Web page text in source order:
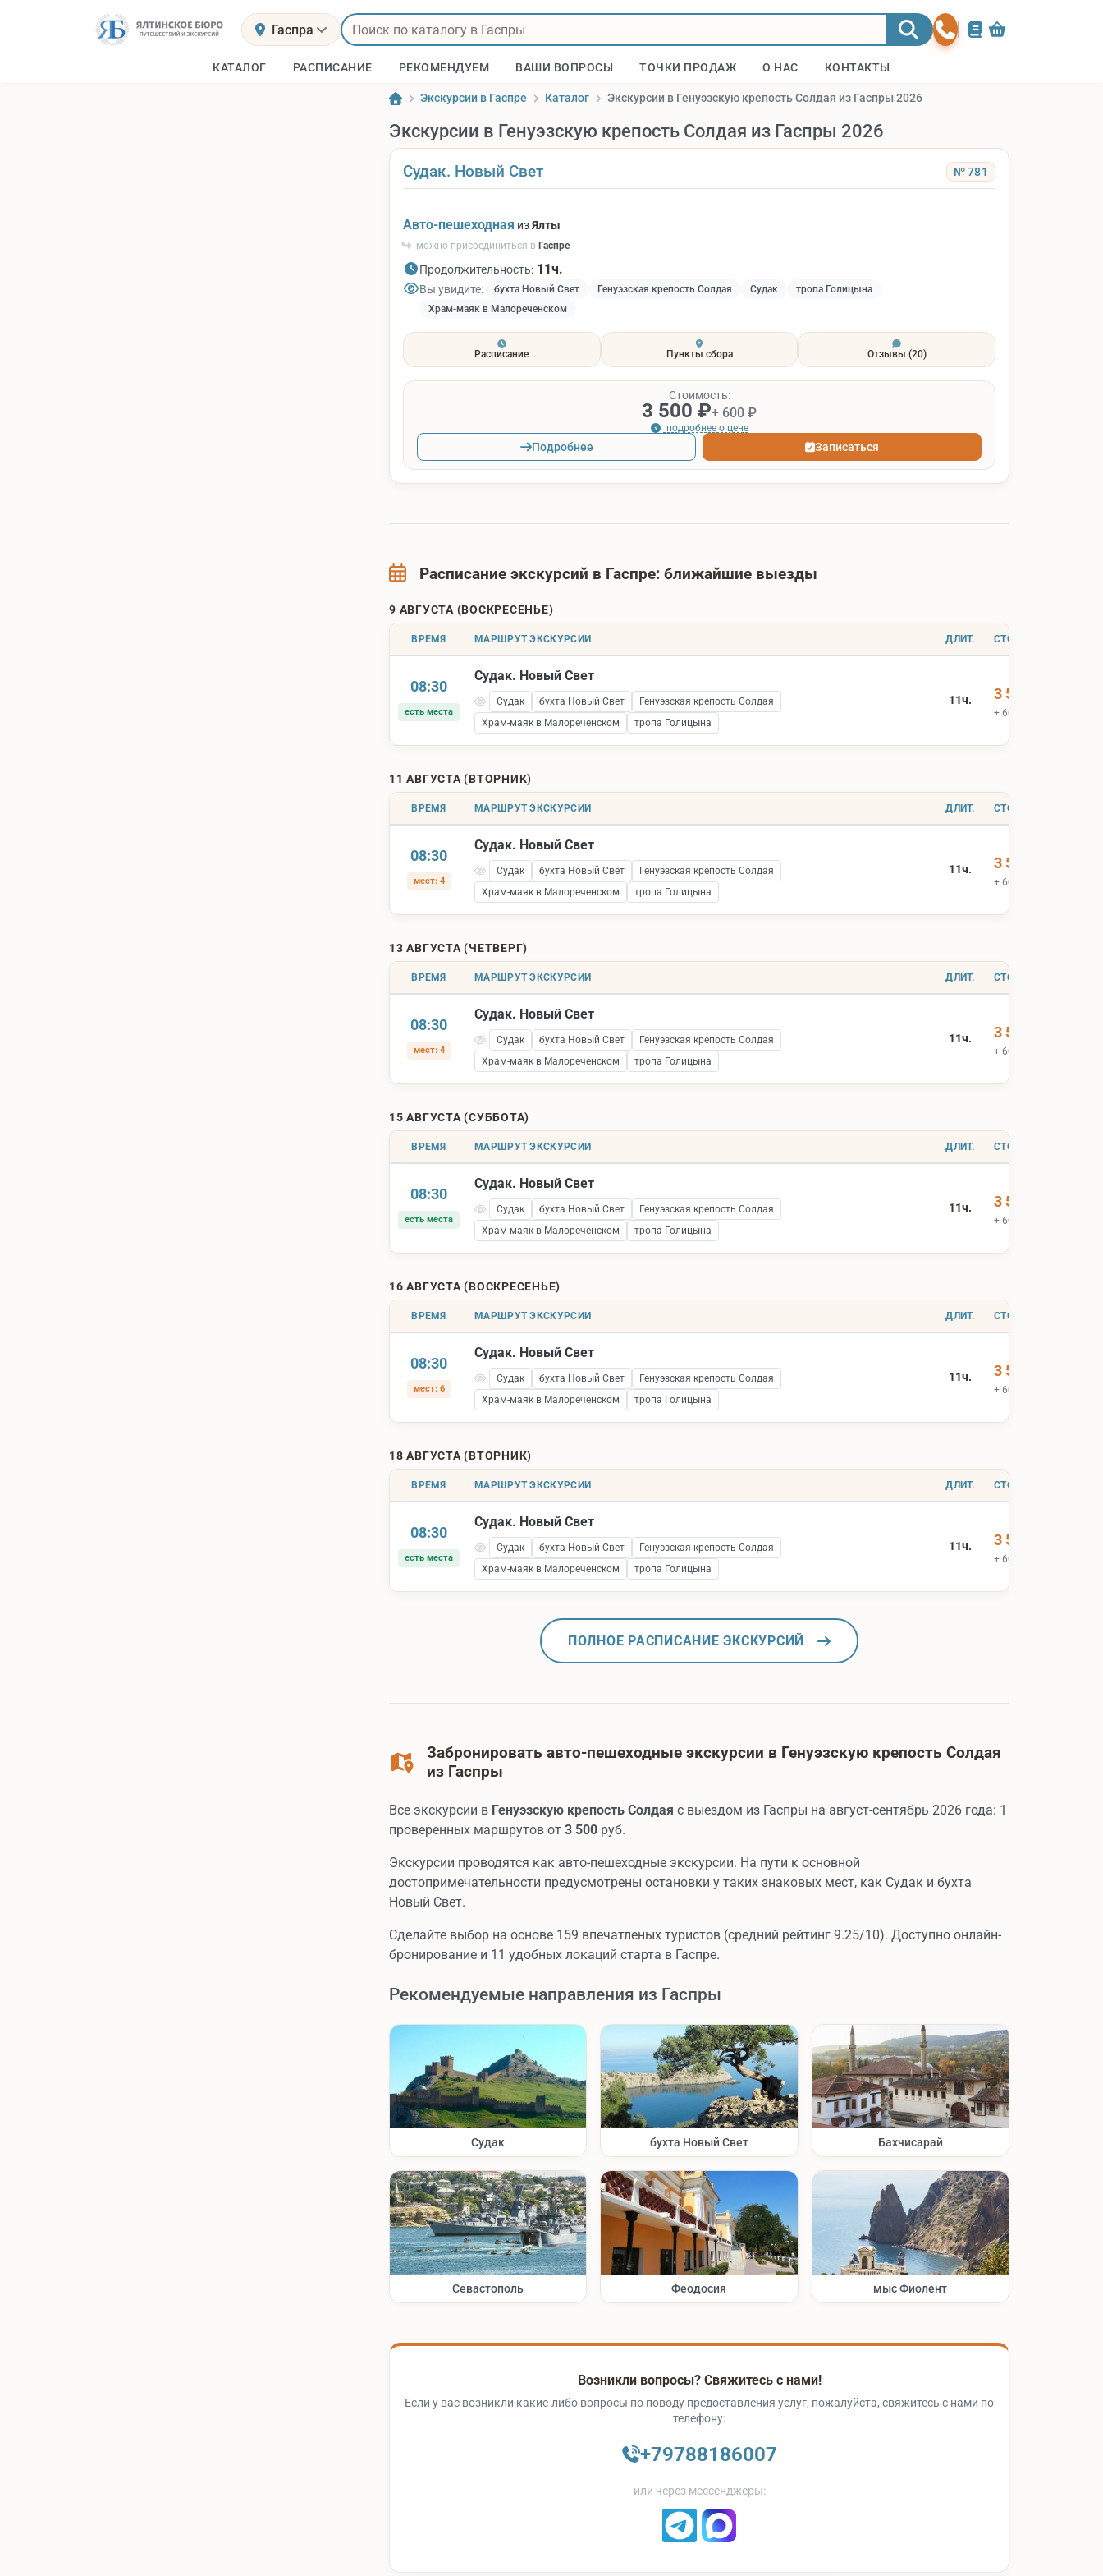
Гаспра
КАТАЛОГ РАСПИСАНИЕ РЕКОМЕНДУЕМ ВАШИ ВОПРОСЫ ТОЧКИ ПРОДАЖ О НАС КОНТАКТЫ
Экскурсии в Гаспре Каталог Экскурсии в Генуэзскую крепость Солдая из Гаспры 2026
Экскурсии в Генуэзскую крепость Солдая из Гаспры 2026
Судак. Новый Свет № 781
Авто-пешеходная изЯлты
можно присоединиться в Гаспре
Продолжительность: 11ч.
Вы увидите: бухта Новый Свет Генуэзская крепость Солдая Судак
тропа Голицына
Храм-маяк в Малореченском
Расписание Пункты сбора Отзывы (20)
Стоимость:
3 500 ₽+ 600 ₽
подробнее о цене
Подробнее Записаться
Расписание экскурсий в Гаспре: ближайшие выезды
9 АВГУСТА (ВОСКРЕСЕНЬЕ)
ВРЕМЯ МАРШРУТ ЭКСКУРСИИ ДЛИТ. СТОИМОСТЬ
08:30
есть места
Судак. Новый Свет
Судак бухта Новый Свет
Генуэзская крепость Солдая
Храм-маяк в Малореченском
тропа Голицына
11ч. 3 500 ₽
+ 600 ₽ вх.билеты
11 АВГУСТА (ВТОРНИК)
ВРЕМЯ МАРШРУТ ЭКСКУРСИИ ДЛИТ. СТОИМОСТЬ
08:30
мест: 4
Судак. Новый Свет
Судак бухта Новый Свет
Генуэзская крепость Солдая
Храм-маяк в Малореченском
тропа Голицына
11ч. 3 500 ₽
+ 600 ₽ вх.билеты
13 АВГУСТА (ЧЕТВЕРГ)
ВРЕМЯ МАРШРУТ ЭКСКУРСИИ ДЛИТ. СТОИМОСТЬ
08:30
мест: 4
Судак. Новый Свет
Судак бухта Новый Свет
Генуэзская крепость Солдая
Храм-маяк в Малореченском
тропа Голицына
11ч. 3 500 ₽
+ 600 ₽ вх.билеты
15 АВГУСТА (СУББОТА)
ВРЕМЯ МАРШРУТ ЭКСКУРСИИ ДЛИТ. СТОИМОСТЬ
08:30
есть места
Судак. Новый Свет
Судак бухта Новый Свет
Генуэзская крепость Солдая
Храм-маяк в Малореченском
тропа Голицына
11ч. 3 500 ₽
+ 600 ₽ вх.билеты
16 АВГУСТА (ВОСКРЕСЕНЬЕ)
ВРЕМЯ МАРШРУТ ЭКСКУРСИИ ДЛИТ. СТОИМОСТЬ
08:30
мест: 6
Судак. Новый Свет
Судак бухта Новый Свет
Генуэзская крепость Солдая
Храм-маяк в Малореченском
тропа Голицына
11ч. 3 500 ₽
+ 600 ₽ вх.билеты
18 АВГУСТА (ВТОРНИК)
ВРЕМЯ МАРШРУТ ЭКСКУРСИИ ДЛИТ. СТОИМОСТЬ
08:30
есть места
Судак. Новый Свет
Судак бухта Новый Свет
Генуэзская крепость Солдая
Храм-маяк в Малореченском
тропа Голицына
11ч. 3 500 ₽
+ 600 ₽ вх.билеты
ПОЛНОЕ РАСПИСАНИЕ ЭКСКУРСИЙ
Забронировать авто-пешеходные экскурсии в Генуэзскую крепость Солдая
из Гаспры
Все экскурсии в Генуэзскую крепость Солдая с выездом из Гаспры на август-сентябрь 2026 года: 1
проверенных маршрутов от 3 500 руб.
Экскурсии проводятся как авто-пешеходные экскурсии. На пути к основной
достопримечательности предусмотрены остановки у таких знаковых мест, как Судак и бухта
Новый Свет.
Сделайте выбор на основе 159 впечатленых туристов (средний рейтинг 9.25/10). Доступно онлайн-
бронирование и 11 удобных локаций старта в Гаспре.
Рекомендуемые направления из Гаспры
Судак бухта Новый Свет Бахчисарай
Севастополь Феодосия мыс Фиолент
Возникли вопросы? Свяжитесь с нами!
Если у вас возникли какие-либо вопросы по поводу предоставления услуг, пожалуйста, свяжитесь с нами по
телефону:
+79788186007
или через мессенджеры: